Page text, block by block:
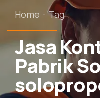
Home Tag
Jasa
Pabrik